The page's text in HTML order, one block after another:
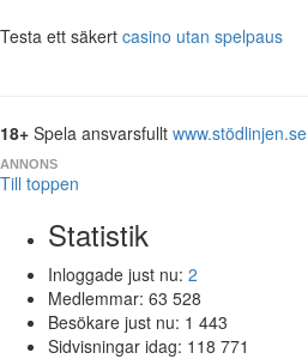
Testa ett säkert casino utan spelpaus
18+ Spela ansvarsfullt www.stödlinjen.se
ANNONS
Till toppen
Statistik
Inloggade just nu: 2
Medlemmar: 63 528
Besökare just nu: 1 443
Sidvisningar idag: 118 771